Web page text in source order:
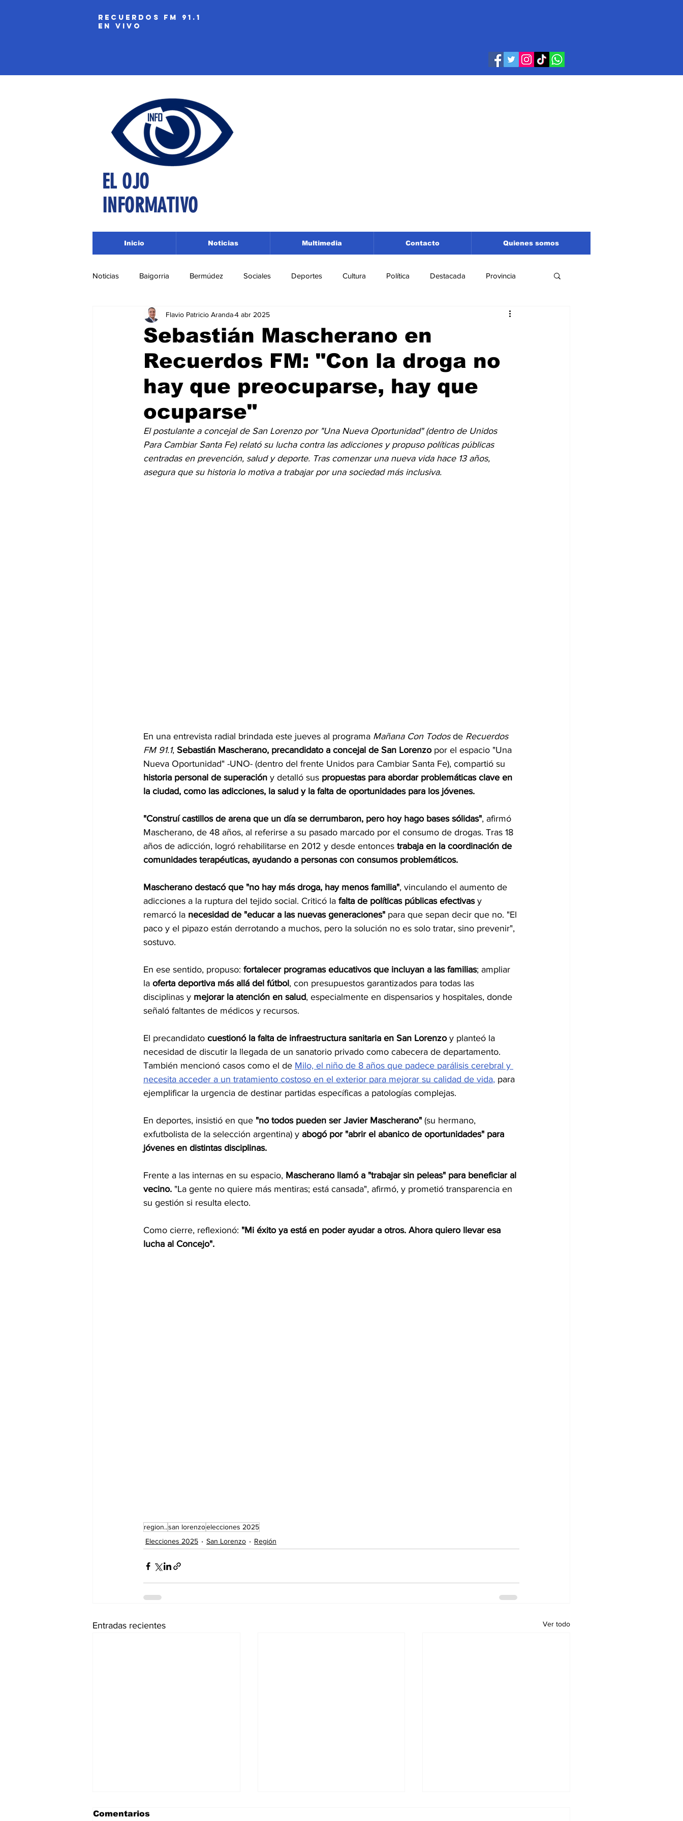
recuerdos fm 91.1
EN VIVO
EL OJO
INFORMATIVO
Inicio Noticias Multimedia Contacto Quienes somos
Noticias Baigorria Bermúdez Sociales Deportes Cultura Política Destacada Provincia
Nacionales Beltrán San Lorenzo Santa Fe
Roldán Departamento San Lorenzo Pujato Turismo Economía Liga Sanlorencina
Asociación Rosarina de Fútbol Cañada de Gómez Educación
Medioambiente
Sebastián Mascherano en
Recuerdos FM: "Con la droga no
hay que preocuparse, hay que
ocuparse"
Flavio Patricio Aranda4 abr 2025
El postulante a concejal de San Lorenzo por "Una Nueva Oportunidad" (dentro de Unidos
Para Cambiar Santa Fe) relató su lucha contra las adicciones y propuso políticas públicas
centradas en prevención, salud y deporte. Tras comenzar una nueva vida hace 13 años,
asegura que su historia lo motiva a trabajar por una sociedad más inclusiva.
En una entrevista radial brindada este jueves al programa Mañana Con Todos de Recuerdos
FM 91.1, Sebastián Mascherano, precandidato a concejal de San Lorenzo por el espacio "Una
Nueva Oportunidad" -UNO- (dentro del frente Unidos para Cambiar Santa Fe), compartió su
historia personal de superación y detalló sus propuestas para abordar problemáticas clave en
la ciudad, como las adicciones, la salud y la falta de oportunidades para los jóvenes.
"Construí castillos de arena que un día se derrumbaron, pero hoy hago bases sólidas", afirmó
Mascherano, de 48 años, al referirse a su pasado marcado por el consumo de drogas. Tras 18
años de adicción, logró rehabilitarse en 2012 y desde entonces trabaja en la coordinación de
comunidades terapéuticas, ayudando a personas con consumos problemáticos.
Mascherano destacó que "no hay más droga, hay menos familia", vinculando el aumento de
adicciones a la ruptura del tejido social. Criticó la falta de políticas públicas efectivas y
remarcó la necesidad de "educar a las nuevas generaciones" para que sepan decir que no. "El
paco y el pipazo están derrotando a muchos, pero la solución no es solo tratar, sino prevenir",
sostuvo.
En ese sentido, propuso: fortalecer programas educativos que incluyan a las familias; ampliar
la oferta deportiva más allá del fútbol, con presupuestos garantizados para todas las
disciplinas y mejorar la atención en salud, especialmente en dispensarios y hospitales, donde
señaló faltantes de médicos y recursos.
El precandidato cuestionó la falta de infraestructura sanitaria en San Lorenzo y planteó la
necesidad de discutir la llegada de un sanatorio privado como cabecera de departamento.
También mencionó casos como el de Milo, el niño de 8 años que padece parálisis cerebral y
necesita acceder a un tratamiento costoso en el exterior para mejorar su calidad de vida, para
ejemplificar la urgencia de destinar partidas específicas a patologías complejas.
En deportes, insistió en que "no todos pueden ser Javier Mascherano" (su hermano,
exfutbolista de la selección argentina) y abogó por "abrir el abanico de oportunidades" para
jóvenes en distintas disciplinas.
Frente a las internas en su espacio, Mascherano llamó a "trabajar sin peleas" para beneficiar al
vecino. "La gente no quiere más mentiras; está cansada", afirmó, y prometió transparencia en
su gestión si resulta electo.
Como cierre, reflexionó: "Mi éxito ya está en poder ayudar a otros. Ahora quiero llevar esa
lucha al Concejo".
region..san lorenzoelecciones 2025
Elecciones 2025
San Lorenzo Región
Entradas recientes Ver todo
Comentarios